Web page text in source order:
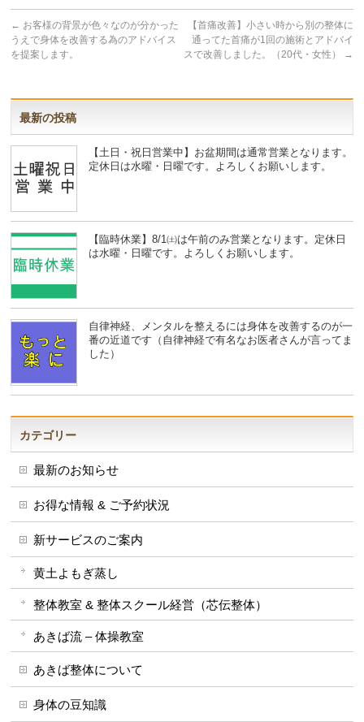
← お客様の背景が色々なのが分かった
うえで身体を改善する為のアドバイス
を提案します。
【首痛改善】小さい時から別の整体に
通ってた首痛が1回の施術とアドバイ
スで改善しました。（20代・女性）
→
最新の投稿
【土日・祝日営業中】お盆期間は通常営業となります。
定休日は水曜・日曜です。よろしくお願いします。
【臨時休業】8/1㈯は午前のみ営業となります。定休日
は水曜・日曜です。よろしくお願いします。
自律神経、メンタルを整えるには身体を改善するのが一
番の近道です（自律神経で有名なお医者さんが言ってま
した）
カテゴリー
最新のお知らせ
お得な情報 & ご予約状況
新サービスのご案内
黄土よもぎ蒸し
整体教室 & 整体スクール経営（芯伝整体）
あきば流 – 体操教室
あきば整体について
身体の豆知識